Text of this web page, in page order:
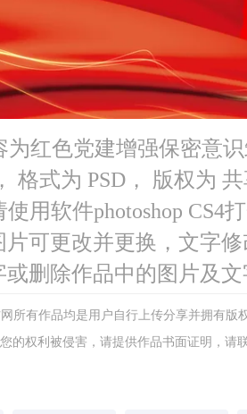
为红色党建增强保密意
格式为 PSD， 版权为
使用软件photoshop CS4
片可更改并更换，文字
删除作品中的图片及
所有作品均是用户自行上传分享并拥有
的权利被侵害，请提供作品书面证明，请